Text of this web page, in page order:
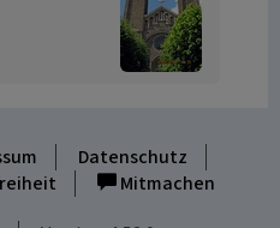
Datenschutz
Mitmachen